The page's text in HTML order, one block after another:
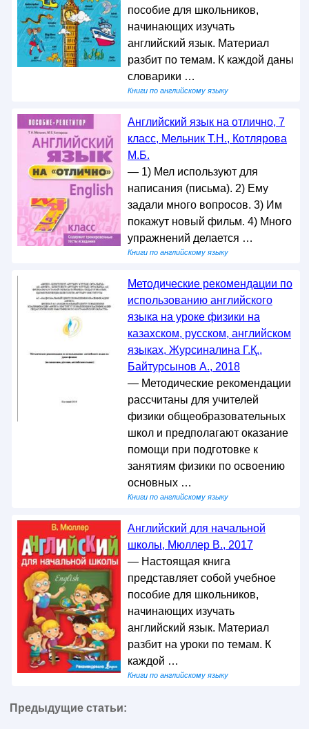
пособие для школьников,
начинающих изучать
английский язык. Материал
разбит по темам. К каждой даны
словарики …
Книги по английскому языку
Английский язык на отлично, 7
класс, Мельник Т.Н., Котлярова
М.Б.
— 1) Мел используют для
написания (письма). 2) Ему
задали много вопросов. 3) Им
покажут новый фильм. 4) Много
упражнений делается …
Книги по английскому языку
Методические рекомендации по
использованию английского
языка на уроке физики на
казахском, русском, английском
языках, Журсиналина Г.Қ.,
Байтурсынов А., 2018
— Методические рекомендации
рассчитаны для учителей
физики общеобразовательных
школ и предполагают оказание
помощи при подготовке к
занятиям физики по освоению
основных …
Книги по английскому языку
Английский для начальной
школы, Мюллер В., 2017
— Настоящая книга
представляет собой учебное
пособие для школьников,
начинающих изучать
английский язык. Материал
разбит на уроки по темам. К
каждой …
Книги по английскому языку
Предыдущие статьи: